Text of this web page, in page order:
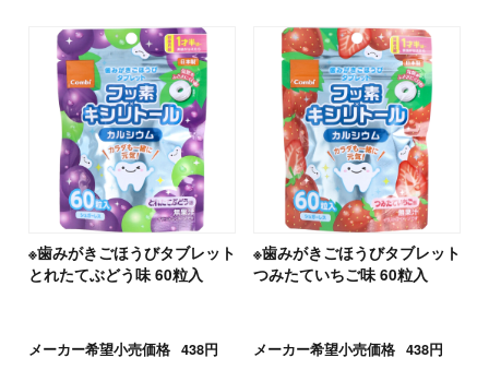
※歯みがきごほうびタブレット
とれたてぶどう味 60粒入
メーカー希望小売価格 438円
※歯みがきごほうびタブレット
つみたていちご味 60粒入
メーカー希望小売価格 438円